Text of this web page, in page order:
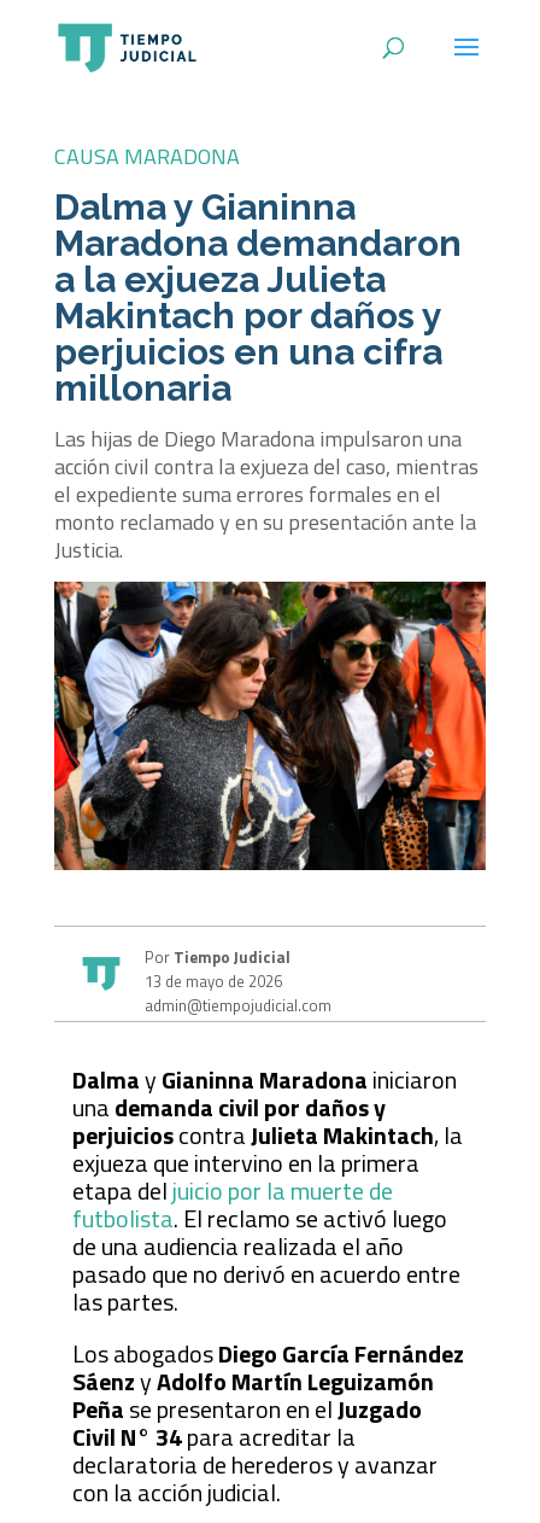
CAUSA MARADONA
Dalma y Gianinna
Maradona demandaron
a la exjueza Julieta
Makintach por daños y
perjuicios en una cifra
millonaria
Las hijas de Diego Maradona impulsaron una
acción civil contra la exjueza del caso, mientras
el expediente suma errores formales en el
monto reclamado y en su presentación ante la
Justicia.
PorTiempo Judicial
13 de mayo de 2026
admin@tiempojudicial.com
DalmayGianinna Maradonainiciaron
unademanda civil por daños y
perjuicioscontraJulieta Makintach, la
exjueza que intervino en la primera
etapa deljuicio por la muerte de
futbolista. El reclamo se activó luego
de una audiencia realizada el año
pasado que no derivó en acuerdo entre
las partes.
Los abogadosDiego García Fernández
SáenzyAdolfo Martín Leguizamón
Peñase presentaron en elJuzgado
Civil N° 34para acreditar la
declaratoria de herederos y avanzar
con la acción judicial.